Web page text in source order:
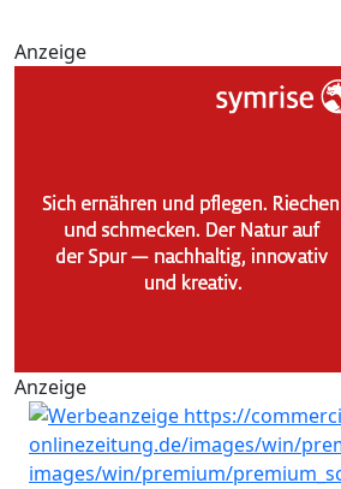
Anzeige
Anzeige